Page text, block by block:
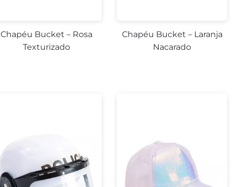
Chapéu Bucket – Rosa
Texturizado
Chapéu Bucket – Laranja
Nacarado